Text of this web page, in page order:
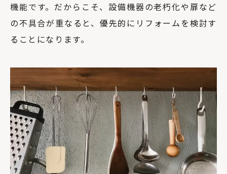
機能です。だからこそ、設備機器の老朽化や扉など
の不具合が重なると、優先的にリフォームを検討す
ることになります。